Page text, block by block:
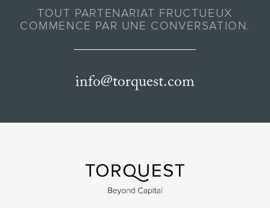
TOUT PARTENARIAT FRUCTUEUX
COMMENCE PAR UNE CONVERSATION.
info@torquest.com